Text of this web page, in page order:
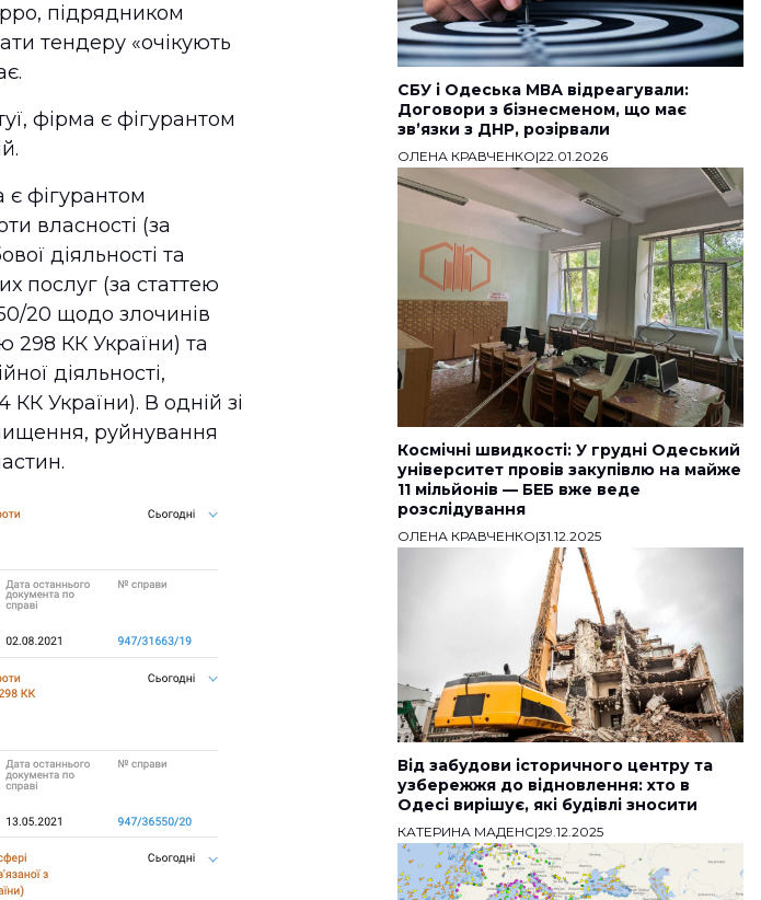
підрядником
тендеру «очікують
фірма є фігурантом
є фігурантом
власності (за
діяльності та
послуг (за статтею
20 щодо злочинів
298 КК України) та
діяльності,
КК України). В одній зі
руйнування
СБУ і Одеська МВА відреагували:
Договори з бізнесменом, що має
звʼязки з ДНР, розірвали
ОЛЕНА КРАВЧЕНКО|22.01.2026
Космічні швидкості: У грудні Одеський
університет провів закупівлю на майже
11 мільйонів — БЕБ вже веде
розслідування
ОЛЕНА КРАВЧЕНКО|31.12.2025
Від забудови історичного центру та
узбережжя до відновлення: хто в
Одесі вирішує, які будівлі зносити
КАТЕРИНА МАДЕНС|29.12.2025